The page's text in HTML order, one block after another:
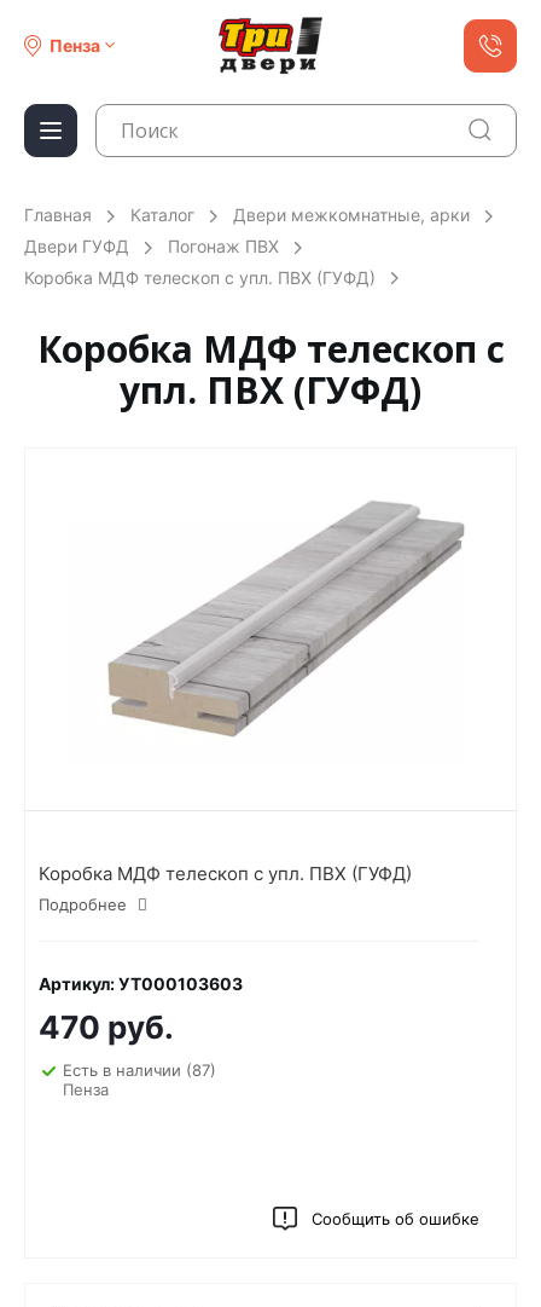
Пенза
Главная Каталог
Двери межкомнатные, арки
Двери ГУФД
Погонаж ПВХ
Коробка МДФ телескоп с упл. ПВХ (ГУФД)
Коробка МДФ телескоп с
упл. ПВХ (ГУФД)
Коробка МДФ телескоп с упл. ПВХ (ГУФД)
Подробнее
Артикул: УТ000103603
470 руб.
Есть в наличии (87)
Пенза
Сообщить об ошибке